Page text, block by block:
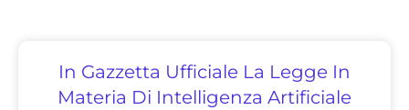
In Gazzetta Ufficiale La Legge In
Materia Di Intelligenza Artificiale